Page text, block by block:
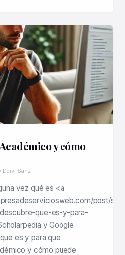
y cómo
Deivi Sanz
vez qué es <a
post/
que-es-y-para-
y Google
es y para que
y cómo puede